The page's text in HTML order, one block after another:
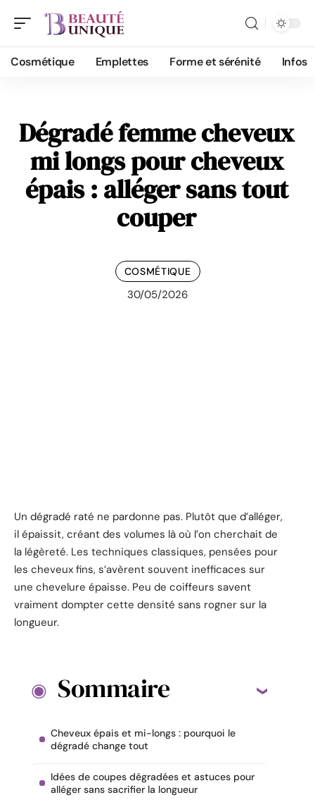
Cosmétique Emplettes Forme et sérénité Infos
Dégradé femme cheveux
mi longs pour cheveux
épais : alléger sans tout
couper
COSMÉTIQUE
30/05/2026
Un dégradé raté ne pardonne pas. Plutôt que d’alléger,
il épaissit, créant des volumes là où l’on cherchait de
la légèreté. Les techniques classiques, pensées pour
les cheveux fins, s’avèrent souvent inefficaces sur
une chevelure épaisse. Peu de coiffeurs savent
vraiment dompter cette densité sans rogner sur la
longueur.
Sommaire
Cheveux épais et mi-longs : pourquoi le
dégradé change tout
Idées de coupes dégradées et astuces pour
alléger sans sacrifier la longueur